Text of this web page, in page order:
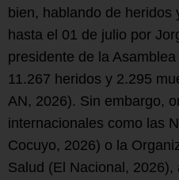
bien, hablando de
hasta el 01 de julio por
presidente de la
11.267 heridos y 2.295
AN, 2026). Sin embargo,
internacionales como las
Cocuyo, 2026) o la
Salud (El Nacional,